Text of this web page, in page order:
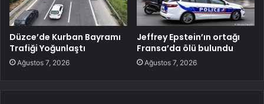
Düzce’de Kurban Bayramı
Trafiği Yoğunlaştı
Ağustos 7, 2026
Jeffrey Epstein’ın ortağı
Fransa’da ölü bulundu
Ağustos 7, 2026